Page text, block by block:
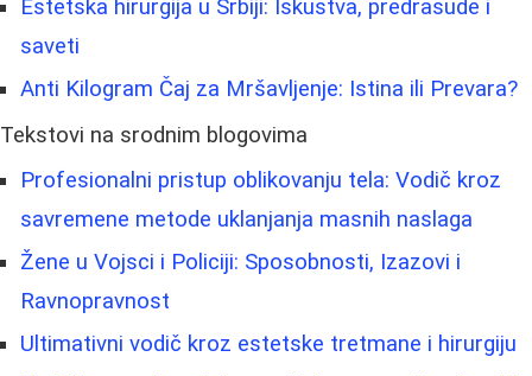
Estetska hirurgija u Srbiji: Iskustva, predrasude i
saveti
Anti Kilogram Čaj za Mršavljenje: Istina ili Prevara?
Tekstovi na srodnim blogovima
Profesionalni pristup oblikovanju tela: Vodič kroz
savremene metode uklanjanja masnih naslaga
Žene u Vojsci i Policiji: Sposobnosti, Izazovi i
Ravnopravnost
Ultimativni vodič kroz estetske tretmane i hirurgiju